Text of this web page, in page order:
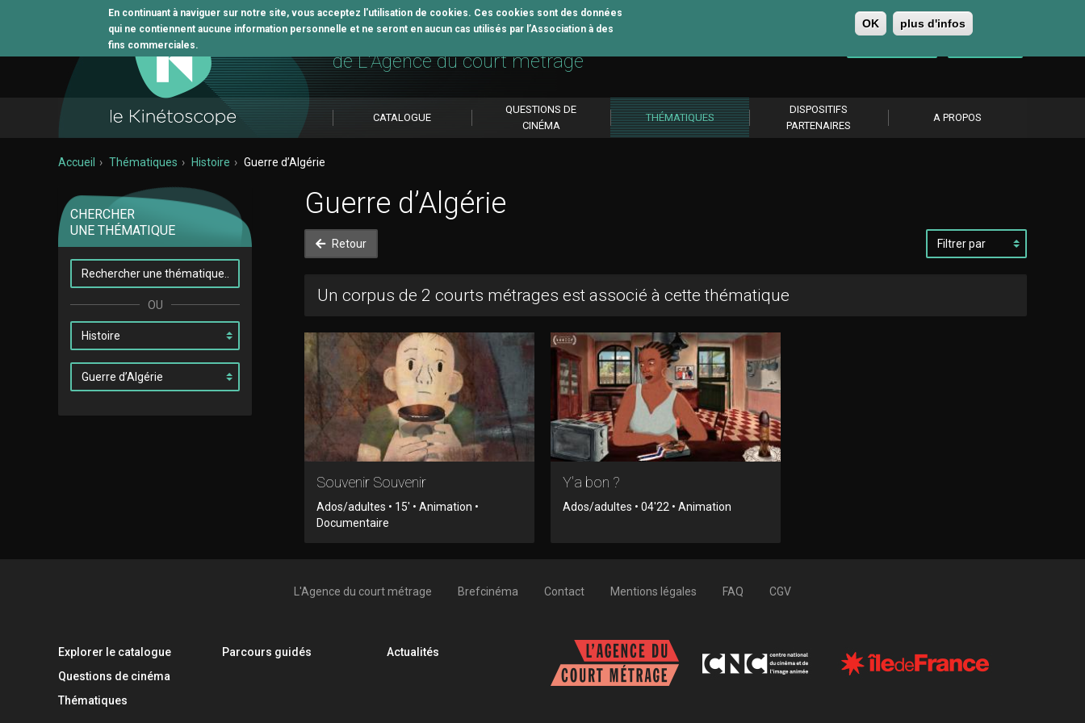
En continuant à naviguer sur notre site, vous acceptez l'utilisation de cookies. Ces cookies sont des données
qui ne contiennent aucune information personnelle et ne seront en aucun cas utilisés par l’Association à des
fins commerciales.
OK plus d'infos
L'outil pédagogique
de L'Agence du court métrage
CATALOGUE
QUESTIONS DE
CINÉMA
THÉMATIQUES
DISPOSITIFS
PARTENAIRES
A PROPOS
Accueil Thématiques Histoire Guerre d’Algérie
CHERCHER
UNE THÉMATIQUE
Guerre d’Algérie
Retour
par
Un corpus de 2 courts métrages est associé à cette thématique
Souvenir Souvenir
Ados/adultes • 15' • Animation •
Documentaire
Y'a bon ?
Ados/adultes • 04'22 • Animation
L'Agence du court métrage Brefcinéma Contact Mentions légales FAQ CGV
Explorer le catalogue
Questions de cinéma
Thématiques
Parcours guidés Actualités